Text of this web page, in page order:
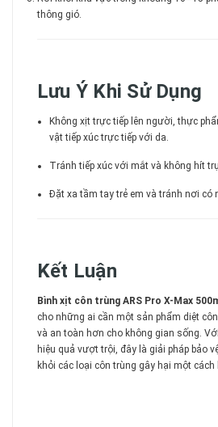
thông gió.
Lưu Ý Khi Sử Dụng
Không xịt trực tiếp lên người, thực
vật tiếp xúc trực tiếp với da.
Tránh tiếp xúc với mắt và không hít
Đặt xa tầm tay trẻ em và tránh nơi có
Kết Luận
Bình xịt côn trùng ARS Pro X-Max
cho những ai cần một sản phẩm diệt
và an toàn hơn cho không gian sống.
hiệu quả vượt trội, đây là giải pháp bảo
khỏi các loại côn trùng gây hại một cách